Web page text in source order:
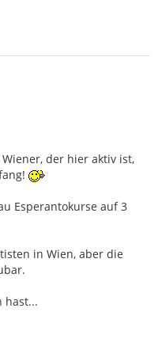
der hier aktiv ist,
Esperantokurse auf 3
in Wien, aber die
hast...